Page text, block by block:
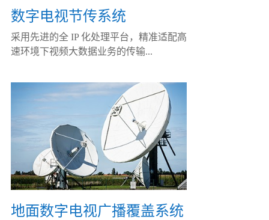
数字电视节传系统
采用先进的全 IP 化处理平台，精准适配高
速环境下视频大数据业务的传输...
地面数字电视广播覆盖系统